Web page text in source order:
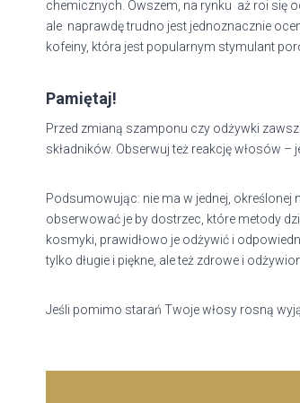
chemicznych. Owszem, na rynku aż roi się
ale naprawdę trudno jest jednoznacznie
kofeiny, która jest popularnym stymulant
Pamiętaj!
Przed zmianą szamponu czy odżywki
składników. Obserwuj też reakcję włosów
Podsumowując: nie ma w jednej,
obserwować je by dostrzec, które metody
kosmyki, prawidłowo je odżywić i
tylko długie i piękne, ale też zdrowe i
Jeśli pomimo starań Twoje włosy rosną